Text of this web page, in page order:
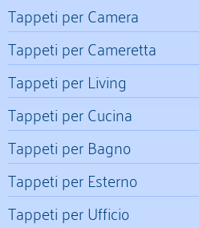
Tappeti per Camera
Tappeti per Cameretta
Tappeti per Living
Tappeti per Cucina
Tappeti per Bagno
Tappeti per Esterno
Tappeti per Ufficio